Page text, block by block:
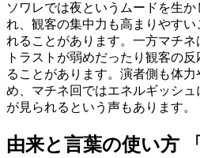
ソワレでは夜というムードを生
れ、観客の集中力も高まりやす
れることがあります。一方マチ
トラストが弱めだったり観客の
ることがあります。演者側も体
め、マチネ回ではエネルギッシ
が見られるという声もあります。
由来と言葉の使い方